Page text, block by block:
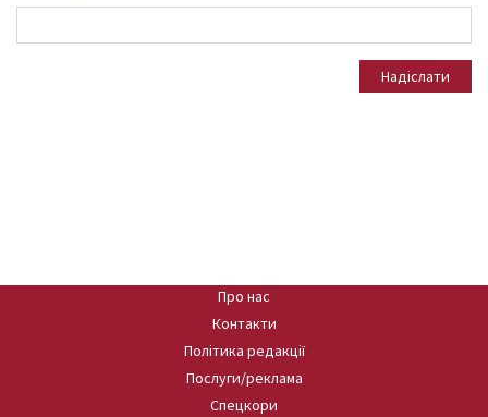
Надіслати
Про нас
Контакти
Політика редакції
Послуги/реклама
Спецкори